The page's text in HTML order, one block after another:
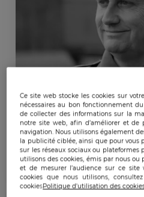
Parrain
Ce site web stocke les cookies sur
nécessaires au bon fonctionnement
de collecter des informations sur la
notre site web, afin d’améliorer et de
navigation. Nous utilisons également
la publicité ciblée, ainsi que pour vous
sur les réseaux sociaux ou plateformes
utilisons des cookies, émis par nous ou
et de mesurer l’audience sur ce
cookies que nous utilisons,
cookiesPolitique d'utilisation des